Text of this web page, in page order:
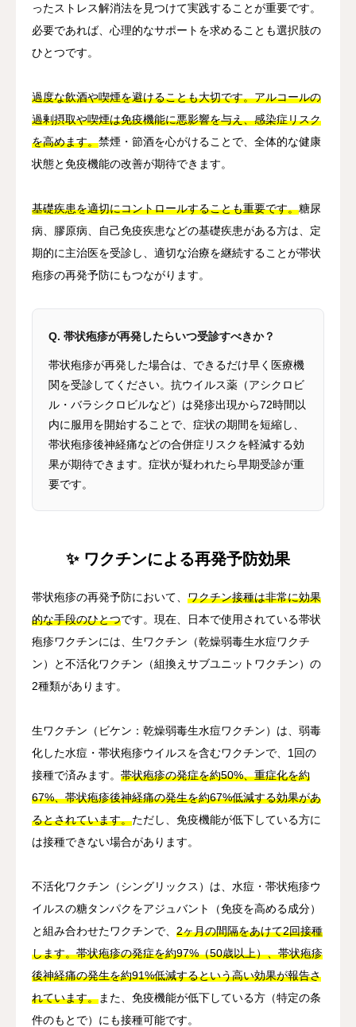
ったストレス解消法を見つけて実践することが重要です。
必要であれば、心理的なサポートを求めることも選択肢の
ひとつです。
過度な飲酒や喫煙を避けることも大切です。アルコールの
過剰摂取や喫煙は免疫機能に悪影響を与え、感染症リスク
を高めます。禁煙・節酒を心がけることで、全体的な健康
状態と免疫機能の改善が期待できます。
基礎疾患を適切にコントロールすることも重要です。糖尿
病、膠原病、自己免疫疾患などの基礎疾患がある方は、定
期的に主治医を受診し、適切な治療を継続することが帯状
疱疹の再発予防にもつながります。
Q. 帯状疱疹が再発したらいつ受診すべきか？
帯状疱疹が再発した場合は、できるだけ早く医療機
関を受診してください。抗ウイルス薬（アシクロビ
ル・バラシクロビルなど）は発疹出現から72時間以
内に服用を開始することで、症状の期間を短縮し、
帯状疱疹後神経痛などの合併症リスクを軽減する効
果が期待できます。症状が疑われたら早期受診が重
要です。
✨ ワクチンによる再発予防効果
帯状疱疹の再発予防において、 ワクチン接種は非常に効果
的な手段のひとつです。現在、日本で使用されている帯状
疱疹ワクチンには、生ワクチン（乾燥弱毒生水痘ワクチ
ン）と不活化ワクチン（組換えサブユニットワクチン）の
2種類があります。
生ワクチン（ビケン：乾燥弱毒生水痘ワクチン）は、弱毒
化した水痘・帯状疱疹ウイルスを含むワクチンで、1回の
接種で済みます。 帯状疱疹の発症を約50%、重症化を約
67%、帯状疱疹後神経痛の発生を約67%低減する効果があ
るとされています。ただし、免疫機能が低下している方に
は接種できない場合があります。
不活化ワクチン（シングリックス）は、水痘・帯状疱疹ウ
イルスの糖タンパクをアジュバント（免疫を高める成分）
と組み合わせたワクチンで、 2ヶ月の間隔をあけて2回接種
します。帯状疱疹の発症を約97%（50歳以上）、帯状疱疹
後神経痛の発生を約91%低減するという高い効果が報告さ
れています。また、免疫機能が低下している方（特定の条
件のもとで）にも接種可能です。